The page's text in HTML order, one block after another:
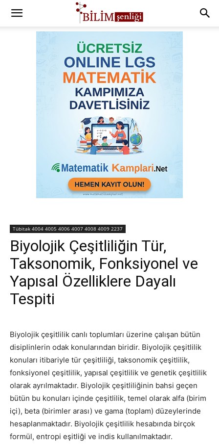
Tübitak 4004 4005 4006 4007 4008 4009 2237
Biyolojik Çeşitliliğin Tür,
Taksonomik, Fonksiyonel ve
Yapısal Özelliklere Dayalı
Tespiti
Biyolojik çeşitlilik canlı toplumları üzerine çalışan bütün
disiplinlerin odak konularından biridir. Biyolojik çeşitlilik
konuları itibariyle tür çeşitliliği, taksonomik çeşitlilik,
fonksiyonel çeşitlilik, yapısal çeşitlilik ve genetik çeşitlilik
olarak ayrılmaktadır. Biyolojik çeşitliliğinin bahsi geçen
bütün bu konuları içinde çeşitlilik, temel olarak alfa (birim
içi), beta (birimler arası) ve gama (toplam) düzeylerinde
hesaplanmaktadır. Biyolojik çeşitlilik hesabında birçok
formül, entropi eşitliği ve indis kullanılmaktadır.